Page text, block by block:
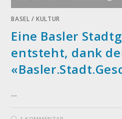
BASEL /KULTUR
Eine Basler
entsteht, dank
…